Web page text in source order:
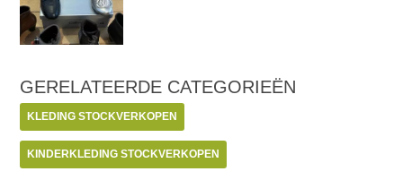
GERELATEERDE CATEGORIEËN
KLEDING STOCKVERKOPEN
KINDERKLEDING STOCKVERKOPEN